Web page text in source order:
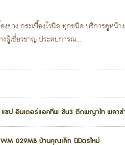
งยาง กระเบื้องไวนิล ทุกชนิด บริการดูห
งผู้เชี่ยวชาญ ประสบการณ...
แซป อินเตอร์แอคทีพ ชั้น3 ตึกพญาไท พลาซ่
WM 029MB บ้านคุณเล็ก นิมิตรใหม่